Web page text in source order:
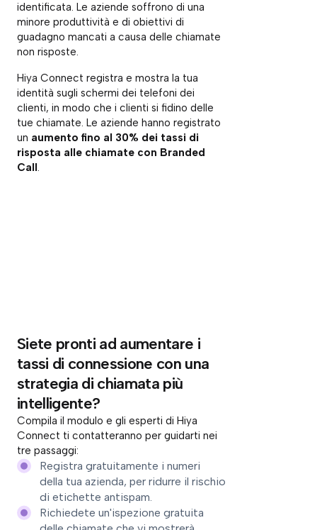
identificata. Le aziende soffrono di una
minore produttività e di obiettivi di
guadagno mancati a causa delle chiamate
non risposte.
Hiya Connect registra e mostra la tua
identità sugli schermi dei telefoni dei
clienti, in modo che i clienti si fidino delle
tue chiamate. Le aziende hanno registrato
un aumento fino al 30% dei tassi di
risposta alle chiamate con Branded
Call .
Siete pronti ad aumentare i
tassi di connessione con una
strategia di chiamata più
intelligente?
Compila il modulo e gli esperti di Hiya
Connect ti contatteranno per guidarti nei
tre passaggi:
Registra gratuitamente i numeri
della tua azienda, per ridurre il rischio
di etichette antispam.
Richiedete un'ispezione gratuita